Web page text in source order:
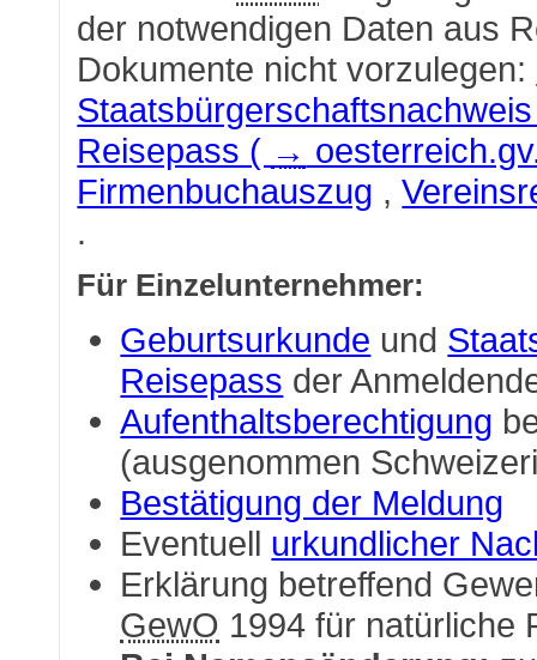
der notwendigen Daten aus
Dokumente nicht vorzulegen:
Reisepass ( →
Firmenbuchauszug ,
.
Für Einzelunternehmer:
Geburtsurkunde und
Reisepass der
Aufenthaltsberechtigung
(ausgenommen
Bestätigung der Meldung
Eventuell urkundlicher
Erklärung betreffend
GewO 1994 für natürliche